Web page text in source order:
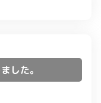
ウエアハウスの
した。